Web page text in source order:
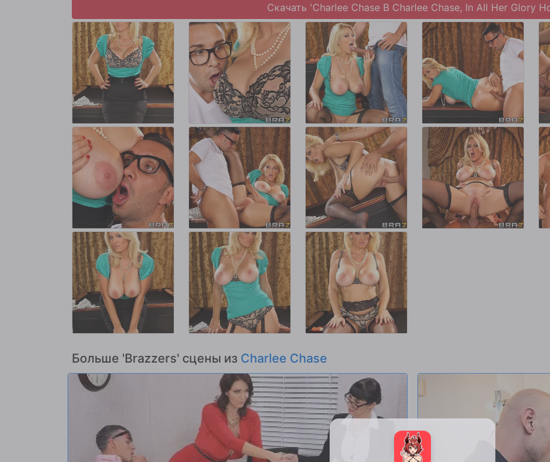
Скачать 'Charlee Chase В Charlee Chase, In All Her Glory
Больше 'Brazzers' сцены из Charlee Chase